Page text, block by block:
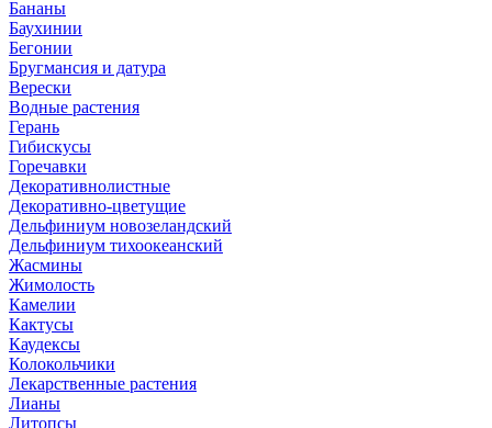
Бананы
Баухинии
Бегонии
Бругмансия и датура
Верески
Водные растения
Герань
Гибискусы
Горечавки
Декоративнолистные
Декоративно-цветущие
Дельфиниум новозеландский
Дельфиниум тихоокеанский
Жасмины
Жимолость
Камелии
Кактусы
Каудексы
Колокольчики
Лекарственные растения
Лианы
Литопсы